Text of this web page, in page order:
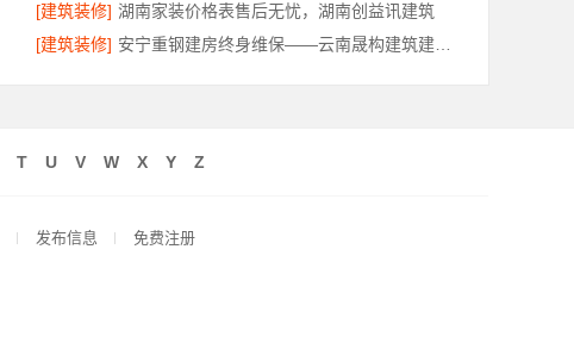
[建筑装修] 湖南家装价格表售后无忧，湖南创益讯建筑
[建筑装修]
T U V W X Y Z
发布信息 免费注册